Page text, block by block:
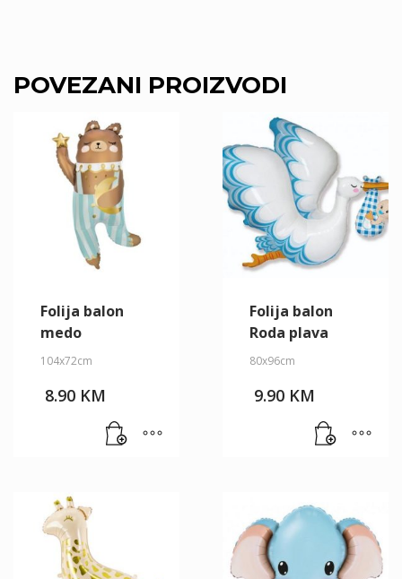
POVEZANI PROIZVODI
Folija balon
medo
104x72cm
8.90 KM
Folija balon
Roda plava
80x96cm
9.90 KM